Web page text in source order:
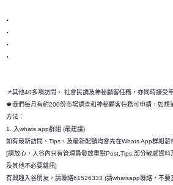
.
.
.
.
📌其他40多項訪問、 社會民調及神秘顧客任務，亦同時接受
🍁我們每月有約200份市場調查和神秘顧客任務可申請，如想
方法：
1. 入whats app群組 (最建議)
如有最新訪問、Tips、及最新配額均會先在Whats App群組發
[請放心，入谷內只有管理員發放重點Post,Tips,部分敏感資
及其他不必要雜訊]
有興趣入谷朋友，請聯絡61526333 (請whatsapp聯絡，不要